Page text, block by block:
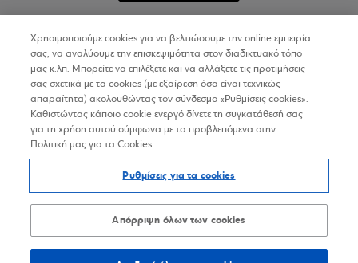
Copyright © 2026
Όροι Χρήσης
Προσωπικά Δεδομένα στον Διαδικτυακό Τόπο
Δήλωση Προσβασιμότητας
Sitemap
Χρησιμοποιούμε cookies για να βελτιώσουμε την online εμπειρία
σας, να αναλύουμε την επισκεψιμότητα στον διαδικτυακό τόπο
μας κ.λπ. Μπορείτε να επιλέξετε και να αλλάξετε τις προτιμήσεις
σας σχετικά με τα cookies (με εξαίρεση όσα είναι τεχνικώς
απαραίτητα) ακολουθώντας τον σύνδεσμο «Ρυθμίσεις cookies».
Καθιστώντας κάποιο cookie ενεργό δίνετε τη συγκατάθεσή σας
για τη χρήση αυτού σύμφωνα με τα προβλεπόμενα στην
Πολιτική μας για τα Cookies.
Ρυθμίσεις για τα cookies
Απόρριψη όλων των cookies